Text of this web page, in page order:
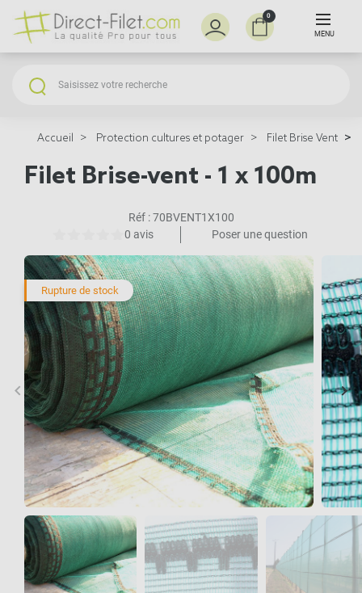
0
MENU
Accueil Protection cultures et potager Filet Brise Vent
Filet Brise-vent - 1 x 100m
Réf :70BVENT1X100
0 avis
Poser une question
Rupture de stock
Précédent
keyboard_arrow_left keyboard_arrow_right